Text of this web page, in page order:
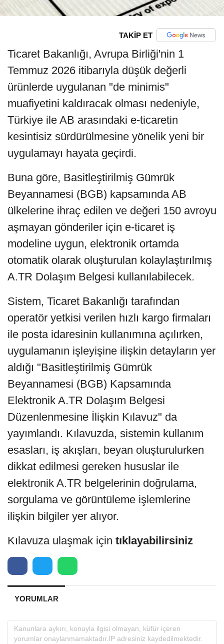
TAKİP ET
Ticaret Bakanlığı, Avrupa Birliği'nin 1
Temmuz 2026 itibarıyla düşük değerli
ürünlerde uygulanan "de minimis"
muafiyetini kaldıracak olması nedeniyle,
Türkiye ile AB arasındaki e-ticaretin
kesintisiz sürdürülmesine yönelik yeni bir
uygulamayı hayata geçirdi.
Buna göre, Basitleştirilmiş Gümrük
Beyannamesi (BGB) kapsamında AB
ülkelerine ihraç edilen ve değeri 150 avroyu
aşmayan gönderiler için e-ticaret iş
modeline uygun, elektronik ortamda
otomatik olarak oluşturulan kolaylaştırılmış
A.TR Dolaşım Belgesi kullanılabilecek.
Sistem, Ticaret Bakanlığı tarafından
operatör yetkisi verilen hızlı kargo firmaları
ile posta idaresinin kullanımına açılırken,
uygulamanın işleyişine ilişkin detayların yer
aldığı "Basitleştirilmiş Gümrük
Beyannamesi (BGB) Kapsamında
Elektronik A.TR Dolaşım Belgesi
Düzenlenmesine İlişkin Kılavuz" da
yayımlandı. Kılavuzda, sistemin kullanım
esasları, iş akışları, beyan oluşturulurken
dikkat edilmesi gereken hususlar ile
elektronik A.TR belgelerinin doğrulama,
sorgulama ve görüntüleme işlemlerine
ilişkin bilgiler yer alıyor.
Kılavuza ulaşmak için tıklayabilirsiniz
YORUMLAR